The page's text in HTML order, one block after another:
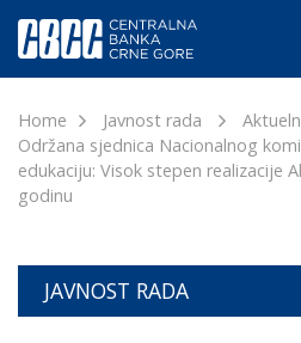
Home Javnost rada
Održana sjednica Nacionalnog
edukaciju: Visok stepen realizacije
godinu
JAVNOST RADA